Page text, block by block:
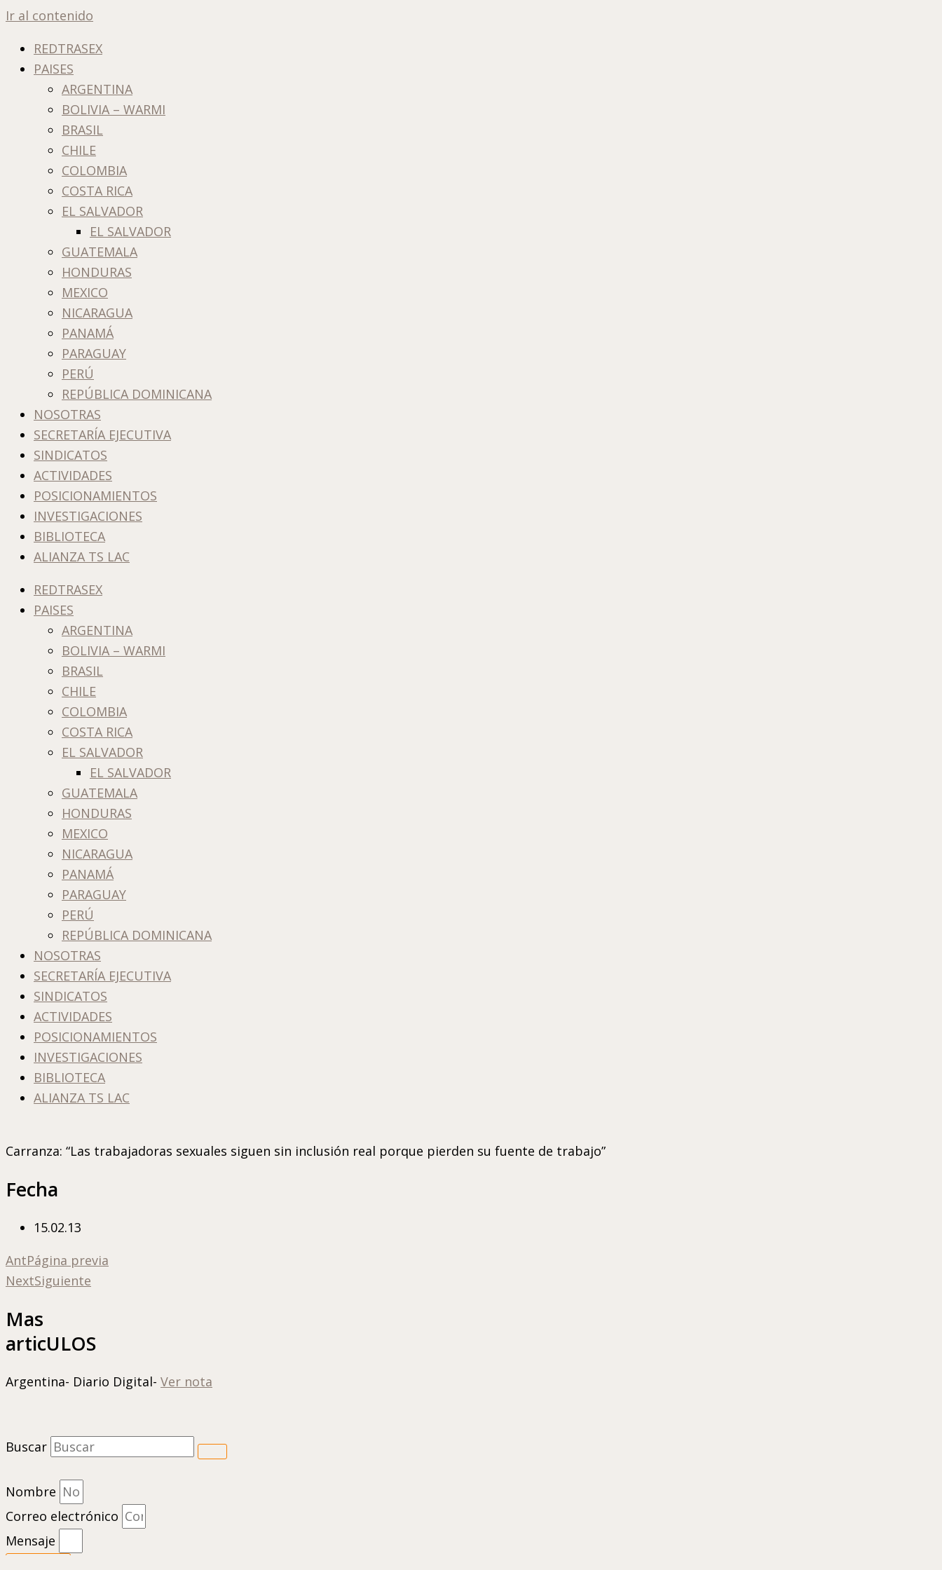
Ir al contenido
REDTRASEX
PAISES
ARGENTINA
BOLIVIA – WARMI
BRASIL
CHILE
COLOMBIA
COSTA RICA
EL SALVADOR
EL SALVADOR
GUATEMALA
HONDURAS
MEXICO
NICARAGUA
PANAMÁ
PARAGUAY
PERÚ
REPÚBLICA DOMINICANA
NOSOTRAS
SECRETARÍA EJECUTIVA
SINDICATOS
ACTIVIDADES
POSICIONAMIENTOS
INVESTIGACIONES
BIBLIOTECA
ALIANZA TS LAC
REDTRASEX
PAISES
ARGENTINA
BOLIVIA – WARMI
BRASIL
CHILE
COLOMBIA
COSTA RICA
EL SALVADOR
EL SALVADOR
GUATEMALA
HONDURAS
MEXICO
NICARAGUA
PANAMÁ
PARAGUAY
PERÚ
REPÚBLICA DOMINICANA
NOSOTRAS
SECRETARÍA EJECUTIVA
SINDICATOS
ACTIVIDADES
POSICIONAMIENTOS
INVESTIGACIONES
BIBLIOTECA
ALIANZA TS LAC
Carranza: “Las trabajadoras sexuales siguen sin inclusión real porque pierden su fuente de trabajo”
Fecha
15.02.13
AntPágina previa
NextSiguiente
Mas
articULOS
Argentina- Diario Digital- Ver nota
Buscar
Nombre
Correo electrónico
Mensaje